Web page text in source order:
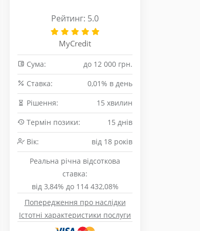
Рейтинг: 5.0
MyCredit
Сума:
до 12 000 грн.
Cтавка:
0,01% в день
Рішення:
15 хвилин
Термін позики:
15 днів
Вік:
від 18 років
Реальна річна відсоткова
ставка:
від 3,84% до 114 432,08%
Попередження про наслідки
Істотні характеристики послуги